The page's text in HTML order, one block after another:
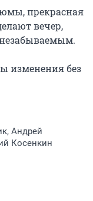
прекрасная
вечер,
изменения без
Андрей
Косенкин